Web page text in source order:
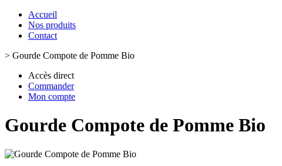
Accueil
Nos produits
Contact
> Gourde Compote de Pomme Bio
Accès direct
Commander
Mon compte
Gourde Compote de Pomme Bio